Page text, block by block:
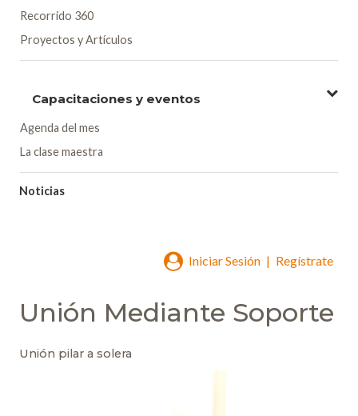
Recorrido 360
Proyectos y Artículos
Capacitaciones y eventos
Agenda del mes
La clase maestra
Noticias
Iniciar Sesión | Regístrate
Unión Mediante Soporte
Unión pilar a solera